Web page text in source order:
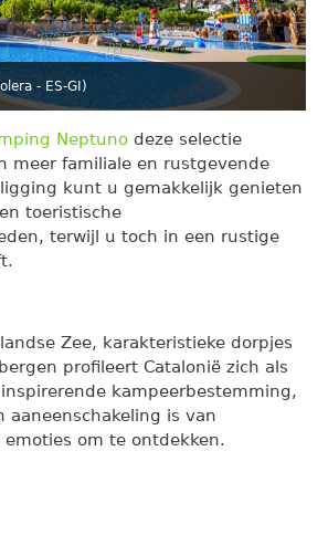
- ES-GI)
Neptuno deze selectie
meer familiale en rustgevende
kunt u gemakkelijk genieten
toeristische
terwijl u toch in een rustige
Zee, karakteristieke dorpjes
profileert Catalonië zich als
kampeerbestemming,
aaneenschakeling is van
om te ontdekken.